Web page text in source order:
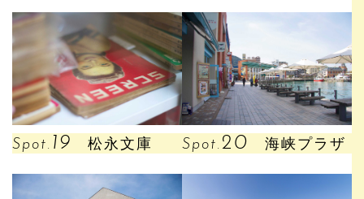
Spot. 19 松永文庫 Spot. 20 海峡プラザ